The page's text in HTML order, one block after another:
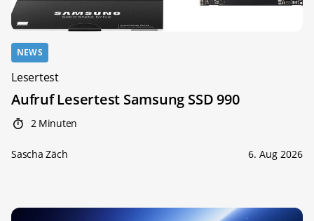
NEWS
Lesertest
Aufruf Lesertest Samsung SSD 990
2 Minuten
Sascha Zäch 6. Aug 2026